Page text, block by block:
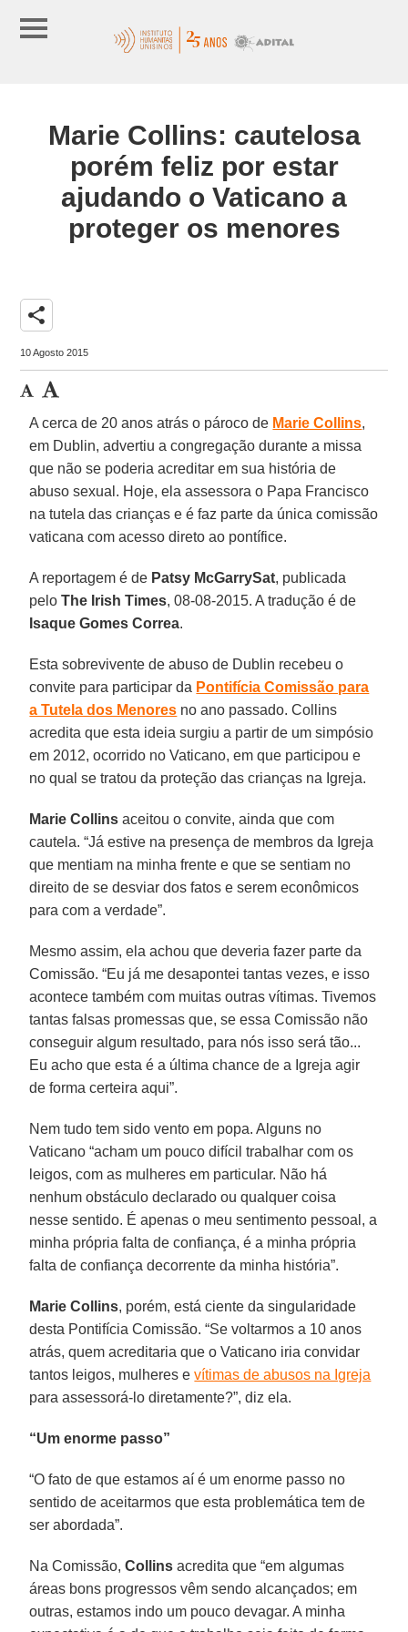
Marie Collins: cautelosa
porém feliz por estar
ajudando o Vaticano a
proteger os menores
share
10 Agosto 2015
A cerca de 20 anos atrás o pároco de Marie Collins,
em Dublin, advertiu a congregação durante a missa
que não se poderia acreditar em sua história de
abuso sexual. Hoje, ela assessora o Papa Francisco
na tutela das crianças e é faz parte da única comissão
vaticana com acesso direto ao pontífice.
A reportagem é de Patsy McGarrySat, publicada
peloThe Irish Times, 08-08-2015. A tradução é de
Isaque Gomes Correa.
Esta sobrevivente de abuso de Dublin recebeu o
convite para participar da Pontifícia Comissão para
a Tutela dos Menores no ano passado. Collins
acredita que esta ideia surgiu a partir de um simpósio
em 2012, ocorrido no Vaticano, em que participou e
no qual se tratou da proteção das crianças na Igreja.
Marie Collins aceitou o convite, ainda que com
cautela. “Já estive na presença de membros da Igreja
que mentiam na minha frente e que se sentiam no
direito de se desviar dos fatos e serem econômicos
para com a verdade”.
Mesmo assim, ela achou que deveria fazer parte da
Comissão. “Eu já me desapontei tantas vezes, e isso
acontece também com muitas outras vítimas. Tivemos
tantas falsas promessas que, se essa Comissão não
conseguir algum resultado, para nós isso será tão...
Eu acho que esta é a última chance de a Igreja agir
de forma certeira aqui”.
Nem tudo tem sido vento em popa. Alguns no
Vaticano “acham um pouco difícil trabalhar com os
leigos, com as mulheres em particular. Não há
nenhum obstáculo declarado ou qualquer coisa
nesse sentido. É apenas o meu sentimento pessoal, a
minha própria falta de confiança, é a minha própria
falta de confiança decorrente da minha história”.
Marie Collins, porém, está ciente da singularidade
desta Pontifícia Comissão. “Se voltarmos a 10 anos
atrás, quem acreditaria que o Vaticano iria convidar
tantos leigos, mulheres evítimas de abusos na Igreja
para assessorá-lo diretamente?”, diz ela.
“Um enorme passo”
“O fato de que estamos aí é um enorme passo no
sentido de aceitarmos que esta problemática tem de
ser abordada”.
Na Comissão,Collins acredita que “em algumas
áreas bons progressos vêm sendo alcançados; em
outras, estamos indo um pouco devagar. A minha